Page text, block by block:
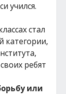
учился.
стал
категории,
ребят
или